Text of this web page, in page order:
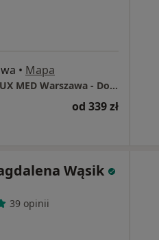
• Mapa
Centrum Medyczne Grupa LUX MED Warszawa - Domaniewska 52
od 339 zł
Wąsik
39 opinii